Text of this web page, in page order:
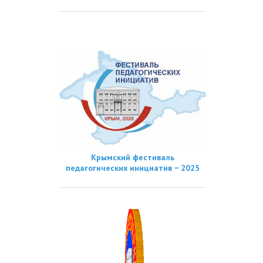
Крымский фестиваль
педагогических инициатив − 2025